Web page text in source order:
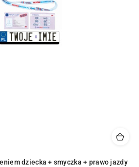
dziecka + smyczka + prawo jazdy